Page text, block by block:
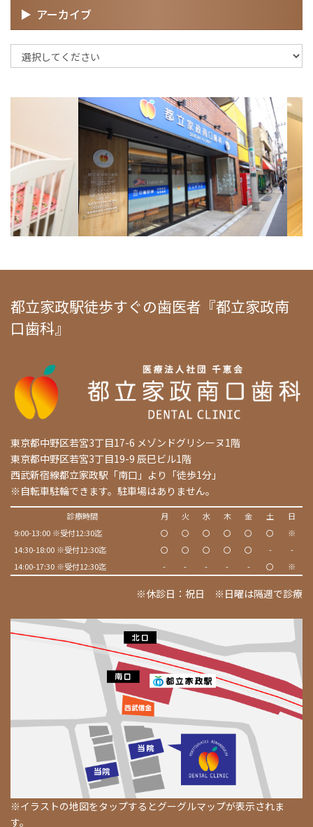
アーカイブ
都立家政駅徒歩すぐの歯医者『都立家政南
口歯科』
東京都中野区若宮3丁目17-6 メゾンドグリシーヌ1階
東京都中野区若宮3丁目19-9 辰巳ビル1階
西武新宿線都立家政駅「南口」より「徒歩1分」
※自転車駐輪できます。駐車場はありません。
診療時間 月 火 水 木 金 土
日
9:00-13:00 ※受付12:30迄
〇 〇 〇 〇 〇 〇
※
14:30-18:00 ※受付12:30迄
〇 〇 〇 〇 〇 -
-
14:00-17:30 ※受付12:30迄
- - - - - 〇 ※
※休診日：祝日 ※日曜は隔週で診療
※イラストの地図をタップするとグーグルマップが表示されま
す。